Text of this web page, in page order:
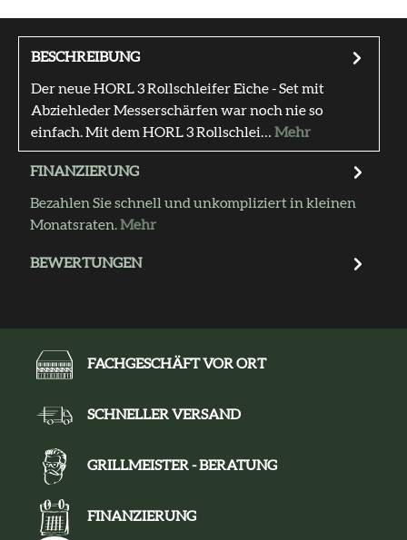
BESCHREIBUNG
Der neue HORL 3 Rollschleifer Eiche - Set mit
Abziehleder Messerschärfen war noch nie so
einfach. Mit dem HORL 3 Rollschlei… Mehr
FINANZIERUNG
Bezahlen Sie schnell und unkompliziert in kleinen
Monatsraten.Mehr
BEWERTUNGEN
FACHGESCHÄFT VOR ORT
SCHNELLER VERSAND
GRILLMEISTER - BERATUNG
FINANZIERUNG